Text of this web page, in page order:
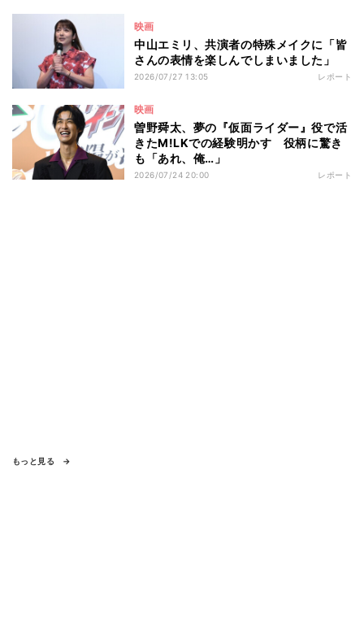
映画
中山エミリ、共演者の特殊メイクに「皆
さんの表情を楽しんでしまいました」
2026/07/27 13:05 レポート
映画
曽野舜太、夢の『仮面ライダー』役で活
きたM!LKでの経験明かす 役柄に驚き
も「あれ、俺…」
2026/07/24 20:00 レポート
もっと見る